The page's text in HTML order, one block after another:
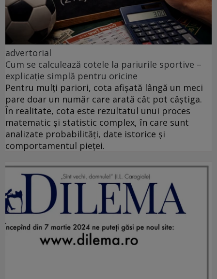
advertorial
Cum se calculează cotele la pariurile sportive –
explicație simplă pentru oricine
Pentru mulți pariori, cota afișată lângă un meci
pare doar un număr care arată cât pot câștiga.
În realitate, cota este rezultatul unui proces
matematic și statistic complex, în care sunt
analizate probabilități, date istorice și
comportamentul pieței.